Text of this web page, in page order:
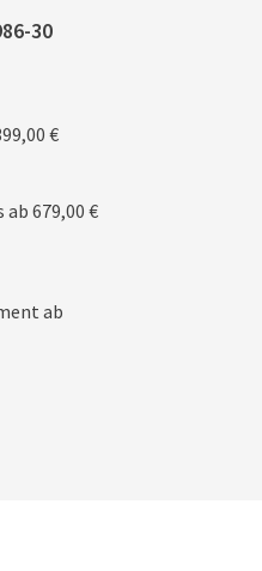
30
€
ab 679,00 €
ab